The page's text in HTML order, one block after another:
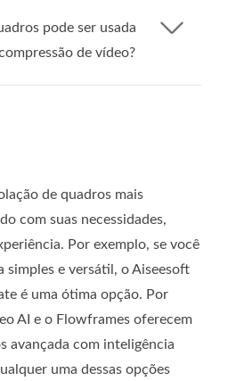
pode ser usada
de vídeo?
de quadros mais
com suas necessidades,
Por exemplo, se você
simples e versátil, o Aiseesoft
é uma ótima opção. Por
AI e o Flowframes oferecem
avançada com inteligência
uma dessas opções